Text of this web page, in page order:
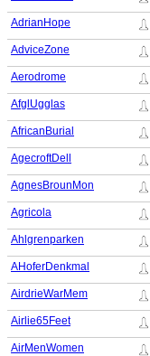
AdrianHope
AdviceZone
Aerodrome
AfglUgglas
AfricanBurial
AgecroftDell
AgnesBrounMon
Agricola
Ahlgrenparken
AHoferDenkmal
AirdrieWarMem
Airlie65Feet
AirMenWomen